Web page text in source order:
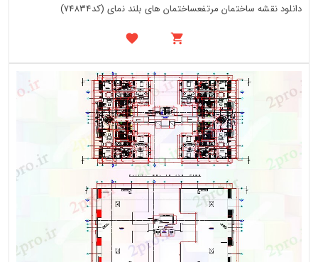
دانلود نقشه ساختمان مرتفعساختمان های بلند نمای (کد74834)